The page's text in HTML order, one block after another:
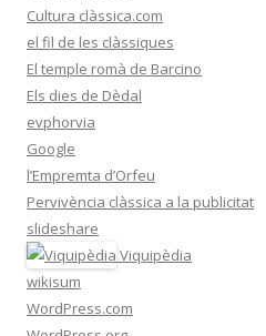
Cultura clàssica.com
el fil de les clàssiques
El temple romà de Barcino
Els dies de Dèdal
evphorvia
Google
l’Empremta d’Orfeu
Pervivència clàssica a la publicitat
slideshare
Viquipèdia
wikisum
WordPress.com